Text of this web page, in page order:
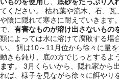
いものを使用 し、 底砂をたっぷり入
てください。 枯れ葉や流木、石、
や陰に隠れて寒さに耐えていきます
で、 有害なものが溶け出さないもの
類によっては水に溶けて腐敗する場
い。 餌は10～11月位から徐々に量を
動きも鈍り、底の方でじっとするよ
ます。 3月くらいから、隠れ家から
れば、様子を見ながら徐々に餌やり